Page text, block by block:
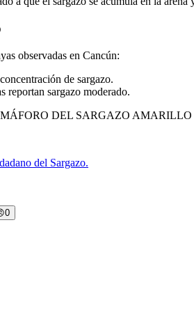
observadas en Cancún:
de sargazo.
reportan sargazo moderado.
DEL SARGAZO AMARILLO
del Sargazo.
0